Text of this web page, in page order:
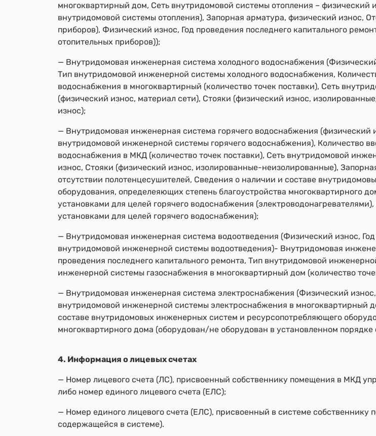
многоквартирный дом, Сеть внутридомовой системы отопления – физический
внутридомовой системы отопления), Запорная арматура, физический износ,
приборов), Физический износ, Год проведения последнего капитального
отопительных приборов));
— Внутридомовая инженерная система холодного водоснабжения
Тип внутридомовой инженерной системы холодного водоснабжения,
водоснабжения в многоквартирный (количество точек поставки), Сеть
(физический износ, материал сети), Стояки (физический износ,
износ);
— Внутридомовая инженерная система горячего водоснабжения (физический
внутридомовой инженерной системы горячего водоснабжения), Количество
водоснабжения в МКД (количество точек поставки), Сеть внутридомовой
износ, Стояки (физический износ, изолированные-неизолированные),
отсутствии полотенцесушителей, Сведения о наличии и составе
оборудования, определеяющих степень благоустройства многоквартирного
установками для целей горячего водоснабжения
установками для целей горячего водоснабжения);
— Внутридомовая инженерная система водоотведения (Физический износ,
внутридомовой инженерной системы водоотведения)- Внутридомовая
проведения последнего капитального ремонта, Тип внутридомовой
инженерной системы газоснабжения в многоквартирный дом (количество
— Внутридомовая инженерная система электроснабжения (Физический
внутридомовой инженерной системы электроснабжения в многоквартирный
составе внутридомовых инженерных систем и ресурсопотребляющего
многоквартирного дома (оборудован/не оборудован в установленном
4. Информация о лицевых счетах
— Номер лицевого счета (ЛС), присвоенный собственнику помещения в МКД
либо номер единого лицевого счета (ЕЛС);
— Номер единого лицевого счета (ЕЛС), присвоенный в системе
содержащейся в системе).